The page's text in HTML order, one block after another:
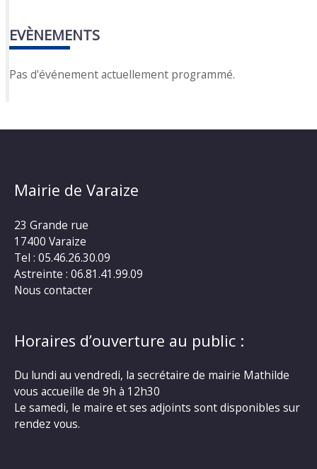
EVÈNEMENTS
Pas d'événement actuellement programmé.
Mairie de Varaize
23 Grande rue
17400 Varaize
Tel : 05.46.26.30.09
Astreinte : 06.81.41.99.09
Nous contacter
Horaires d’ouverture au public :
Du lundi au vendredi, la secrétaire de mairie Mathilde
vous accueille de 9h à 12h30
Le samedi, le maire et ses adjoints sont disponibles sur
rendez vous.